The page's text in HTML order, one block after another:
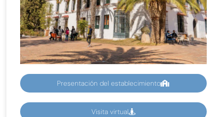
Presentación del establecimiento
Visita virtual